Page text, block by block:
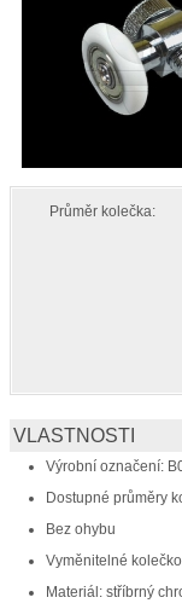
Průměr kolečka:
VLASTNOSTI
Výrobní označení:
Dostupné průměry
Bez ohybu
Vyměnitelné
Materiál: stříbrný